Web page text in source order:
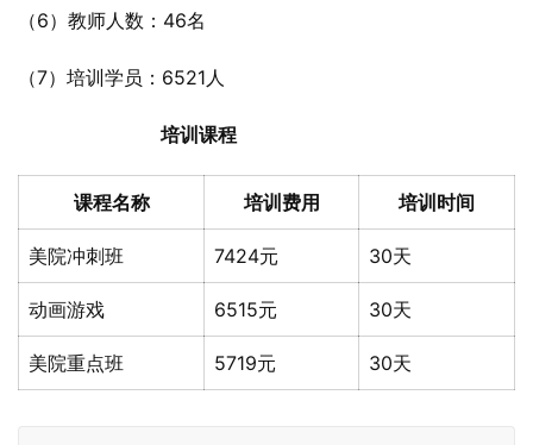
（6）教师人数：46名
（7）培训学员：6521人
培训课程
课程名称 培训费用 培训时间
美院冲刺班 7424元 30天
动画游戏 6515元 30天
美院重点班 5719元 30天